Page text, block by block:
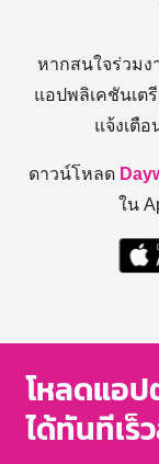
หากสนใจร่วมง
แอปพลิเคชันเต
แจ้งเตื
ดาวน์โหลด
ใน
โหลดแอ
ได้ทันทีเร็